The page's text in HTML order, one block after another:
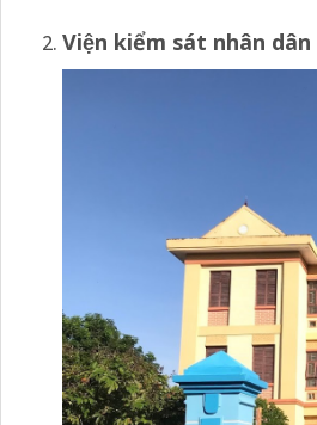
Viện kiểm sát nhân dân